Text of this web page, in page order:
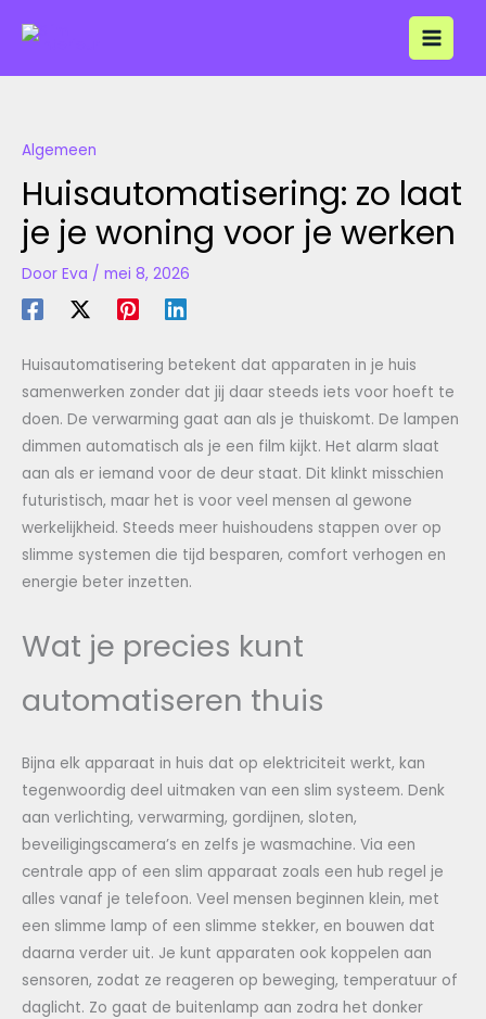
naar
Algemeen
Huisautomatisering: zo laat
je je woning voor je werken
Door Eva / mei 8, 2026
Huisautomatisering betekent dat apparaten in je huis
samenwerken zonder dat jij daar steeds iets voor hoeft te
doen. De verwarming gaat aan als je thuiskomt. De lampen
dimmen automatisch als je een film kijkt. Het alarm slaat
aan als er iemand voor de deur staat. Dit klinkt misschien
futuristisch, maar het is voor veel mensen al gewone
werkelijkheid. Steeds meer huishoudens stappen over op
slimme systemen die tijd besparen, comfort verhogen en
energie beter inzetten.
Wat je precies kunt
automatiseren thuis
Bijna elk apparaat in huis dat op elektriciteit werkt, kan
tegenwoordig deel uitmaken van een slim systeem. Denk
aan verlichting, verwarming, gordijnen, sloten,
beveiligingscamera’s en zelfs je wasmachine. Via een
centrale app of een slim apparaat zoals een hub regel je
alles vanaf je telefoon. Veel mensen beginnen klein, met
een slimme lamp of een slimme stekker, en bouwen dat
daarna verder uit. Je kunt apparaten ook koppelen aan
sensoren, zodat ze reageren op beweging, temperatuur of
daglicht. Zo gaat de buitenlamp aan zodra het donker